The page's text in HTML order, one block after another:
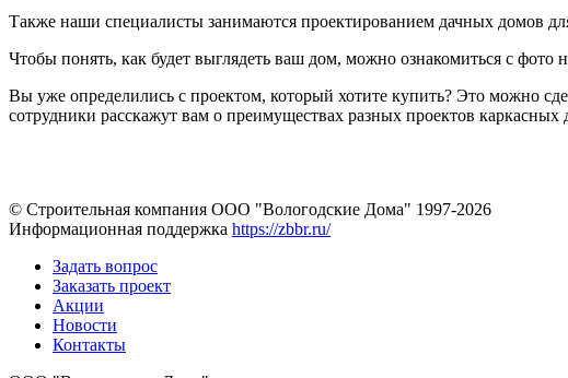
Также наши специалисты занимаются проектированием дачных домов
Чтобы понять, как будет выглядеть ваш дом, можно ознакомиться с фото
Вы уже определились с проектом, который хотите купить? Это можно
сотрудники расскажут вам о преимуществах разных проектов каркасных
© Строительная компания ООО "Вологодские Дома" 1997-2026
Информационная поддержка https://zbbr.ru/
Задать вопрос
Заказать проект
Акции
Новости
Контакты